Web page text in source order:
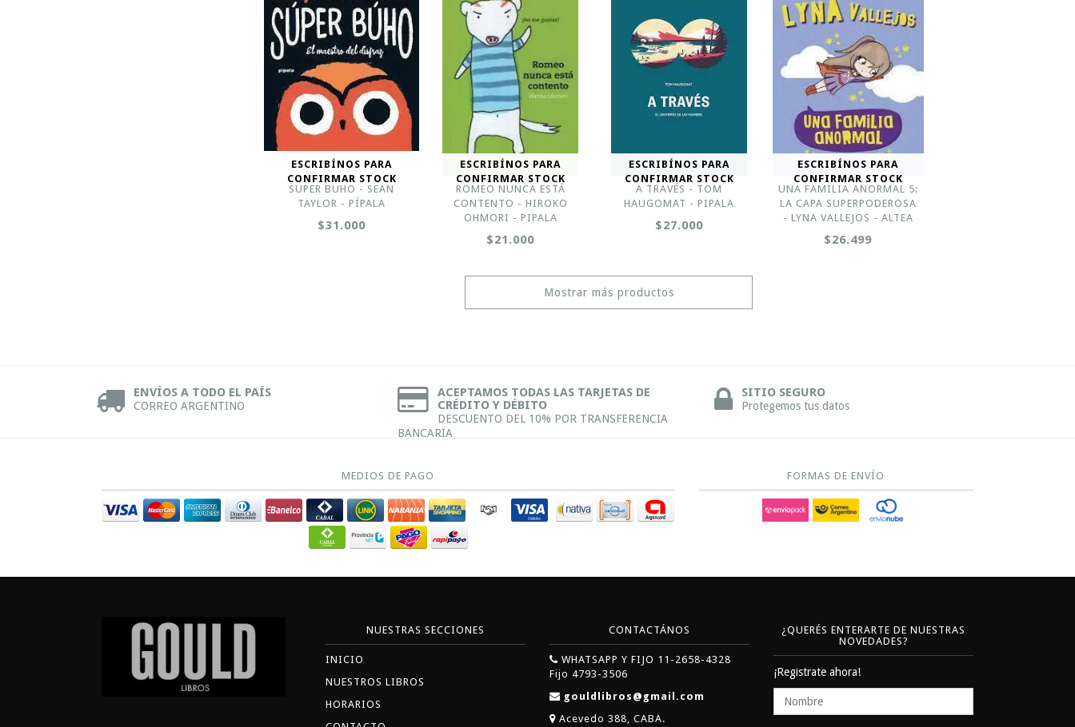
ESCRIBÍNOS PARA
CONFIRMAR STOCK
SUPER BUHO - SEAN
TAYLOR - PÍPALA
$31.000
ESCRIBÍNOS PARA
CONFIRMAR STOCK
ROMEO NUNCA ESTÁ
CONTENTO - HIROKO
OHMORI - PIPALA
$21.000
ESCRIBÍNOS PARA
CONFIRMAR STOCK
A TRAVÉS - TOM
HAUGOMAT - PIPALA
$27.000
ESCRIBÍNOS PARA
CONFIRMAR STOCK
UNA FAMILIA ANORMAL 5:
LA CAPA SUPERPODEROSA
- LYNA VALLEJOS - ALTEA
$26.499
Mostrar más productos
ENVÍOS A TODO EL PAÍS
CORREO ARGENTINO
ACEPTAMOS TODAS LAS TARJETAS DE
CRÉDITO Y DÉBITO
DESCUENTO DEL 10% POR TRANSFERENCIA
BANCARIA
SITIO SEGURO
Protegemos tus datos
MEDIOS DE PAGO FORMAS DE ENVÍO
NUESTRAS SECCIONES
INICIO
NUESTROS LIBROS
HORARIOS
CONTACTÁNOS
WHATSAPP Y FIJO 11-2658-4328
Fijo 4793-3506
gouldlibros@gmail.com
Acevedo 388, CABA.
¿QUERÉS ENTERARTE DE NUESTRAS
NOVEDADES?
¡Registrate ahora!